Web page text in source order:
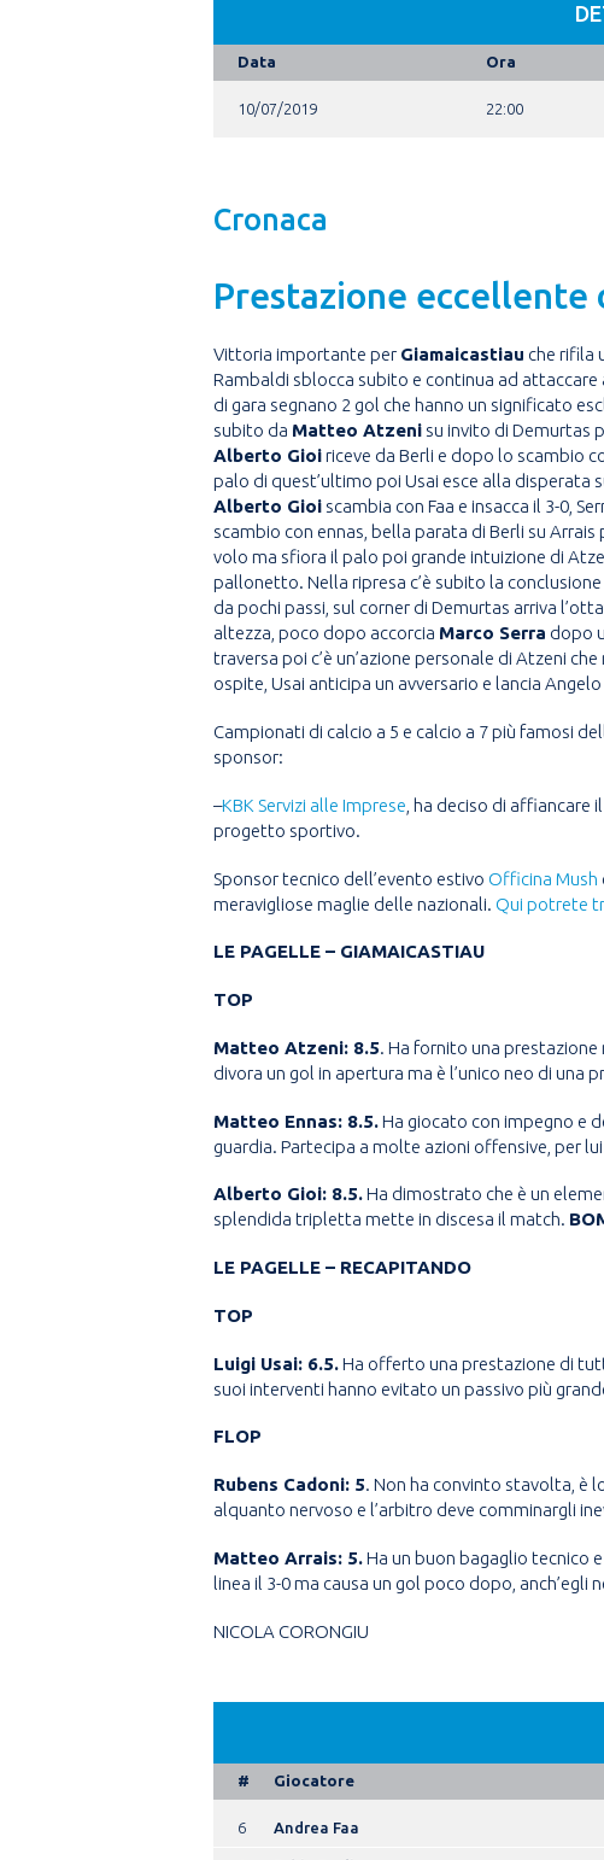
Data Ora
10/07/2019 22:00
Cronaca
Prestazione eccellente
Vittoria importante per Giamaicastiau che rifila
Rambaldi sblocca subito e continua ad attaccare
di gara segnano 2 gol che hanno un significato
subito da Matteo Atzeni su invito di Demurtas
Alberto Gioiriceve da Berli e dopo lo scambio
palo di quest’ultimo poi Usai esce alla disperata
Alberto Gioi scambia con Faa e insacca il 3-0,
scambio con ennas, bella parata di Berli su Arrais
volo ma sfiora il palo poi grande intuizione di
pallonetto. Nella ripresa c’è subito la
da pochi passi, sul corner di Demurtas arriva
altezza, poco dopo accorcia Marco Serra dopo
traversa poi c’è un’azione personale di Atzeni
ospite, Usai anticipa un avversario e lancia
Campionati di calcio a 5 e calcio a 7 più famosi
sponsor:
–KBK Servizi alle Imprese , ha deciso di
progetto sportivo.
Sponsor tecnico dell’evento estivo Officina Mush
meravigliose maglie delle nazionali. Qui potrete
LE PAGELLE – GIAMAICASTIAU
TOP
Matteo Atzeni: 8.5. Ha fornito una
divora un gol in apertura ma è l’unico neo di una
Matteo Ennas: 8.5.Ha giocato con impegno e
guardia. Partecipa a molte azioni offensive, per
Alberto Gioi: 8.5.Ha dimostrato che è un
splendida tripletta mette in discesa il match.
LE PAGELLE – RECAPITANDO
TOP
Luigi Usai: 6.5.Ha offerto una prestazione di
suoi interventi hanno evitato un passivo più
FLOP
Rubens Cadoni: 5. Non ha convinto stavolta, è
alquanto nervoso e l’arbitro deve comminargli
Matteo Arrais: 5.Ha un buon bagaglio tecnico e
linea il 3-0 ma causa un gol poco dopo,
NICOLA CORONGIU
# Giocatore
6 Andrea Faa